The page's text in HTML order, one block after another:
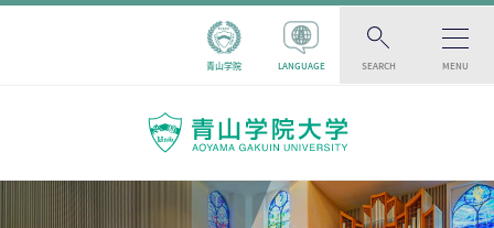
青山学院 LANGUAGE SEARCH MENU